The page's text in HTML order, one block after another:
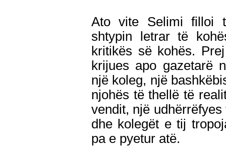
Ato vite Selimi filloi
shtypin letrar të
kritikës së kohës.
krijues apo gazetarë
një koleg, një
njohës të thellë të
vendit, një
dhe kolegët e tij
pa e pyetur atë.